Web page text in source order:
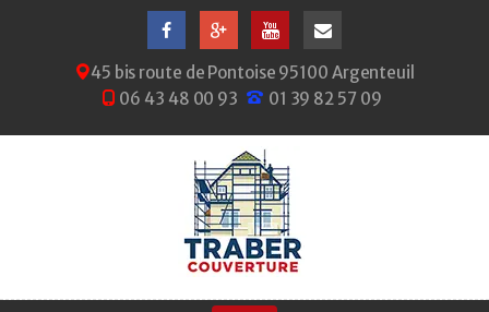
45 bis route de Pontoise 95100 Argenteuil
06 43 48 00 93
01 39 82 57 09